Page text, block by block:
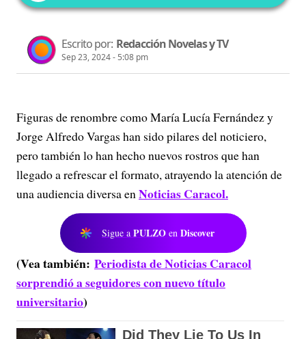
Escrito por: Redacción Novelas y TV
Sep 23, 2024 - 5:08 pm
Figuras de renombre como María Lucía Fernández y
Jorge Alfredo Vargas han sido pilares del noticiero,
pero también lo han hecho nuevos rostros que han
llegado a refrescar el formato, atrayendo la atención de
una audiencia diversa enNoticias Caracol.
Sigue a PULZO en Discover
(Vea también: Periodista de Noticias Caracol
sorprendió a seguidores con nuevo título
universitario)